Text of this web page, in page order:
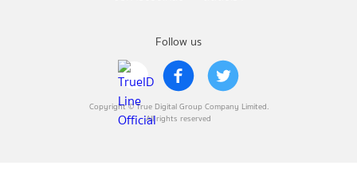
Follow us
Copyright © True Digital Group Company Limited.
All rights reserved